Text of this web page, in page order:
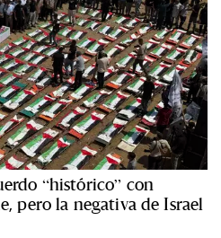
“histórico” con
pero la negativa de Israel